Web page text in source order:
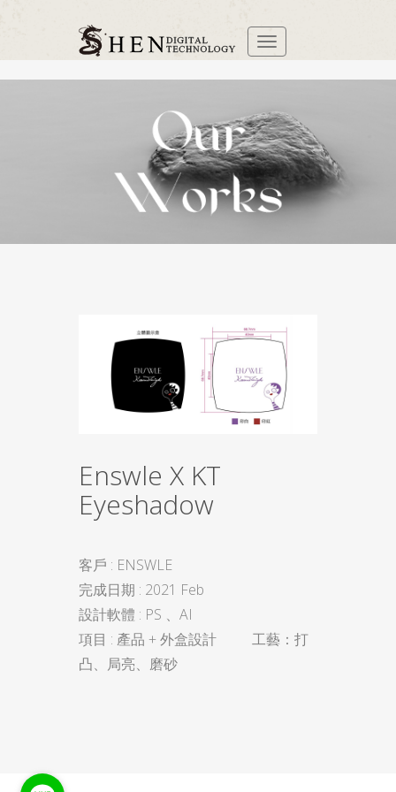
Enswle X KT
Eyeshadow
客戶 : ENSWLE
完成日期 : 2021 Feb
設計軟體 : PS 、AI
項目 : 產品 + 外盒設計 工藝：打
凸、局亮、磨砂